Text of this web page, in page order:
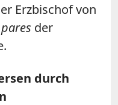
Erzbischof von
der
durch